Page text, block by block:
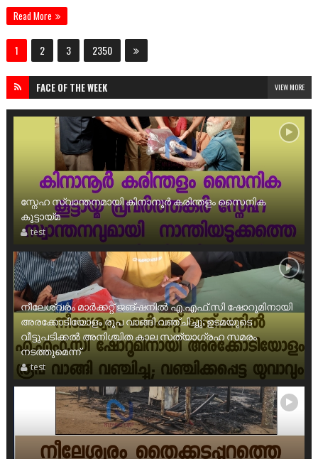
Read More
1 2 3 2350
FACE OF THE WEEK VIEW MORE
സ്നേഹ സ്വാന്തനമായി കിനാനൂർ കരിന്തളം സൈനിക
കൂട്ടായ്മ
test
നീലേശ്വരം മാർക്കറ്റ് ജങ്ഷനിൽ എ.എഫ്.സി ഷോറൂമിനായി
അരക്കോടിയോളം രൂപ വാങ്ങി വഞ്ചിച്ചു; ഉടമയുടെ
വീട്ടുപടിക്കൽ അനിശ്ചിത കാല സത്യാഗ്രഹ സമരം
നടത്തുമെന്ന്
test